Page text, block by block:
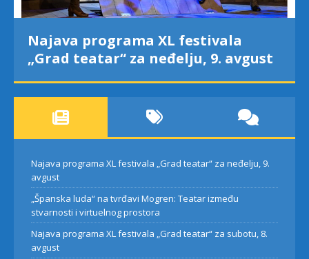
Najava programa XL festivala
„Grad teatar“ za neđelju, 9. avgust
Najava programa XL festivala „Grad teatar“ za neđelju, 9.
avgust
„Španska luda“ na tvrđavi Mogren: Teatar između
stvarnosti i virtuelnog prostora
Najava programa XL festivala „Grad teatar“ za subotu, 8.
avgust